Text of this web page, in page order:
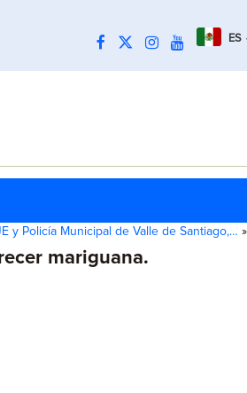
ES
y Policía Municipal de Valle de Santiago,… »
mariguana.